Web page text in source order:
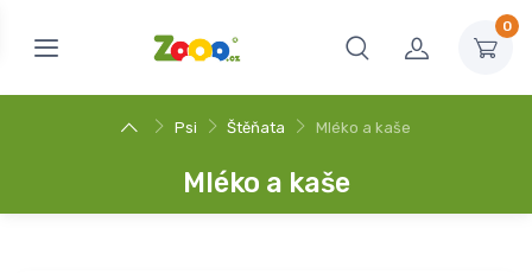
0
Psi Štěňata Mléko a kaše
Mléko a kaše